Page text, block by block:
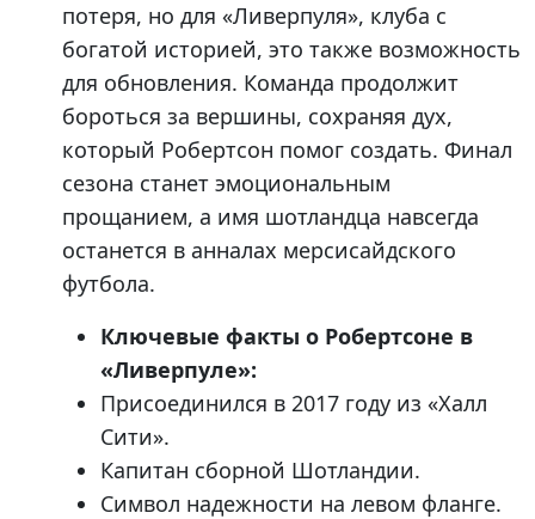
потеря, но для «Ливерпуля», клуба с
богатой историей, это также возможность
для обновления. Команда продолжит
бороться за вершины, сохраняя дух,
который Робертсон помог создать. Финал
сезона станет эмоциональным
прощанием, а имя шотландца навсегда
останется в анналах мерсисайдского
футбола.
Ключевые факты о Робертсоне в
«Ливерпуле»:
Присоединился в 2017 году из «Халл
Сити».
Капитан сборной Шотландии.
Символ надежности на левом фланге.